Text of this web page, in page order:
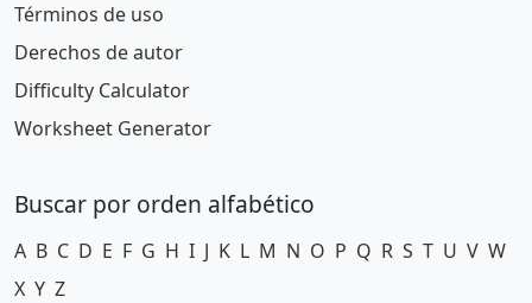
Términos de uso
Derechos de autor
Difficulty Calculator
Worksheet Generator
Buscar por orden alfabético
A B C D E F G H I J K L M N O P Q R S T U V W
X Y Z